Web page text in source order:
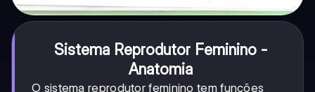
Sistema Reprodutor Feminino -
Anatomia
O sistema reprodutor feminino tem funções